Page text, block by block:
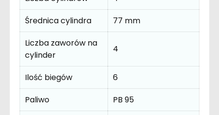
Średnica cylindra
77 mm
Liczba zaworów na
cylinder
4
Ilość biegów
6
Paliwo
PB 95